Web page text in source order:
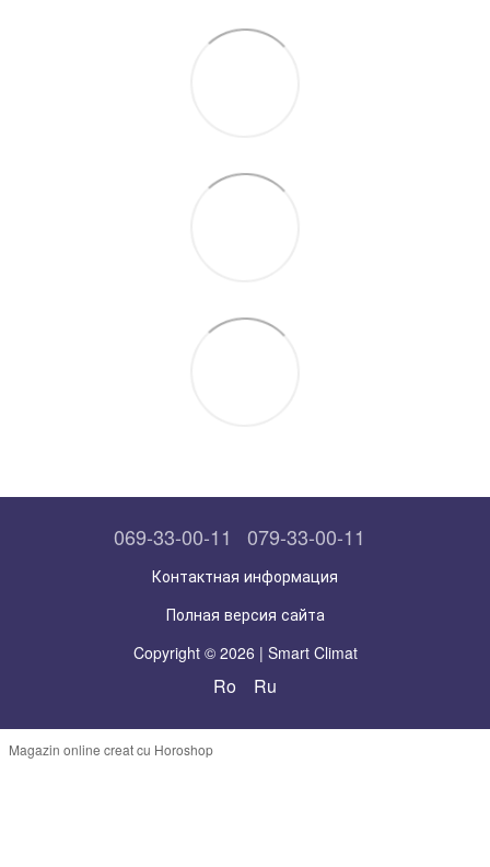
069-33-00-11 079-33-00-11
Контактная информация
Полная версия сайта
Copyright © 2026 | Smart Climat
Ro Ru
Magazin online creat cu Horoshop